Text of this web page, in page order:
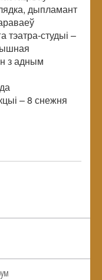
дыпламант
тэатра-студыі –
з адным
–8 снежня